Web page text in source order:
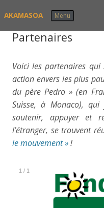
AKAMASOA Menu
Partenaires
Voici les partenaires
action envers les plus
du père Pedro » (en
Suisse, à Monaco),
soutenir, appuyer et
l’étranger, se trouvent
le mouvement »!
1 / 1